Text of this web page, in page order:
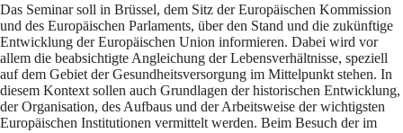
Das Seminar soll in Brüssel, dem Sitz der Europäischen Kommission
und des Europäischen Parlaments, über den Stand und die zukünftige
Entwicklung der Europäischen Union informieren. Dabei wird vor
allem die beabsichtigte Angleichung der Lebensverhältnisse, speziell
auf dem Gebiet der Gesundheitsversorgung im Mittelpunkt stehen. In
diesem Kontext sollen auch Grundlagen der historischen Entwicklung,
der Organisation, des Aufbaus und der Arbeitsweise der wichtigsten
Europäischen Institutionen vermittelt werden. Beim Besuch der im